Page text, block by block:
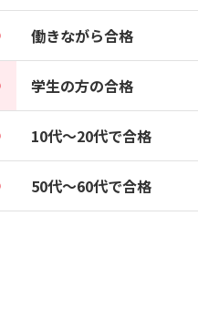
働きながら合格
学生の方の合格
10代～20代で合格
50代～60代で合格